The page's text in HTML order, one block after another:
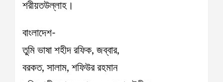
শরীয়তউল্লাহ।
বাংলাদেশ-
তুমি ভাষা শহীদ রফিক, জব্বার,
বরকত, সালাম, শফিউর রহমান